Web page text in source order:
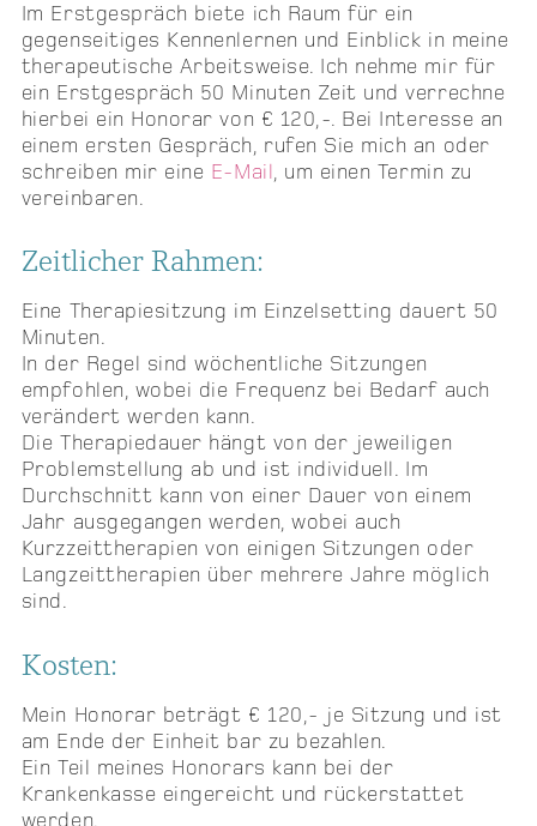
Im Erstgespräch biete ich Raum für ein
gegenseitiges Kennenlernen und Einblick in meine
therapeutische Arbeitsweise. Ich nehme mir für
ein Erstgespräch 50 Minuten Zeit und verrechne
hierbei ein Honorar von € 120,-. Bei Interesse an
einem ersten Gespräch, rufen Sie mich an oder
schreiben mir eine E-Mail, um einen Termin zu
vereinbaren.
Zeitlicher Rahmen:
Eine Therapiesitzung im Einzelsetting dauert 50
Minuten.
In der Regel sind wöchentliche Sitzungen
empfohlen, wobei die Frequenz bei Bedarf auch
verändert werden kann.
Die Therapiedauer hängt von der jeweiligen
Problemstellung ab und ist individuell. Im
Durchschnitt kann von einer Dauer von einem
Jahr ausgegangen werden, wobei auch
Kurzzeittherapien von einigen Sitzungen oder
Langzeittherapien über mehrere Jahre möglich
sind.
Kosten:
Mein Honorar beträgt € 120,- je Sitzung und ist
am Ende der Einheit bar zu bezahlen.
Ein Teil meines Honorars kann bei der
Krankenkasse eingereicht und rückerstattet
werden.